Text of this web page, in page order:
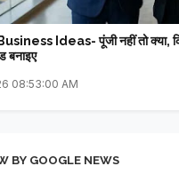
Ideas- पूंजी नहीं तो क्या,
बनाइए
08:53:00 AM
BY GOOGLE NEWS